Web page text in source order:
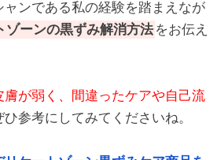
ンである私の経験を踏まえなが
ゾーンの黒ずみ解消方法 をお伝え
が弱く、間違ったケアや自己流
参考にしてみてくださいね。